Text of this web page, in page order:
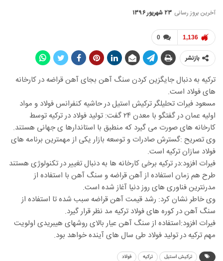
آخرین بروز رسانی ۲۳ شهریور ۱۳۹۶
0 1,136
بازنشر
ترکیه به دنبال جایگزین کردن سنگ آهن بجای آهن قراضه در کارخانه
های فولاد است.
مسعود فیرات تحلیلگر ترکیش استیل در حاشیه کنفرانس فولاد و مواد
اولیه عمان در گفتگو با معدن ۲۴ گفت: تولید فولاد در ترکیه توسط
کارخانه های صورت می گیرد که منطبق با استاندارها ی جهانی هستند.
وی تصریح :گسترش صادرات و توسعه بازار یکی از مهمترین برنامه های
فولاد سازان ترکیه است.
فیرات افزود:در ترکیه برخی کارخانه ها به دنبال تغییر در تکنولوژی هستند
طرح هم زمان استفاده از آهن قراضه و سنگ آهن با استفاده از
مدرنترین فناوری های روز دنیا آغاز شده است.
وی خاطر نشان کرد: رشد قیمت آهن قراضه سبب شده تا استفاده از
سنگ آهن در کوره های فولاد ترکیه مد نظر قرار گیرد.
فیرات افزود:استفاده از سنگ آهن عیار بالای روشهای هیبریدی اولویت
مهم ترکیه در تولید فولاد طی سال های آینده خواهد بود.
ترکیش استیل ترکیه فولاد